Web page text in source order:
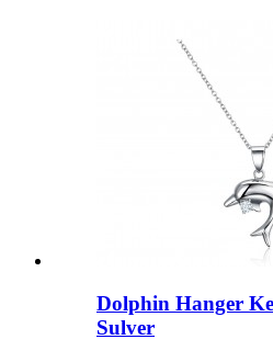
Dolphin Hanger
Sulver